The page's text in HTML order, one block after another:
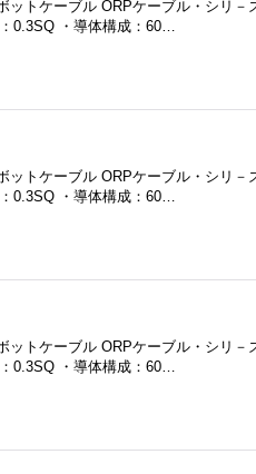
トケーブル ORPケーブル・シリ－
0.3SQ ・導体構成：60…
トケーブル ORPケーブル・シリ－
0.3SQ ・導体構成：60…
トケーブル ORPケーブル・シリ－
0.3SQ ・導体構成：60…